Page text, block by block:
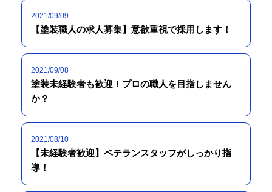
2021/09/09
【塗装職人の求人募集】意欲重視で採用します！
2021/09/08
塗装未経験者も歓迎！プロの職人を目指しません
か？
2021/08/10
【未経験者歓迎】ベテランスタッフがしっかり指
導！